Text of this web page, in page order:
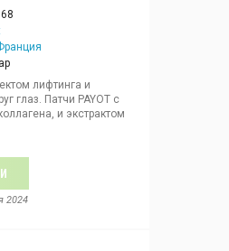
лифтинга и
глаз. Патчи PAYOT с
и экстрактом
2024